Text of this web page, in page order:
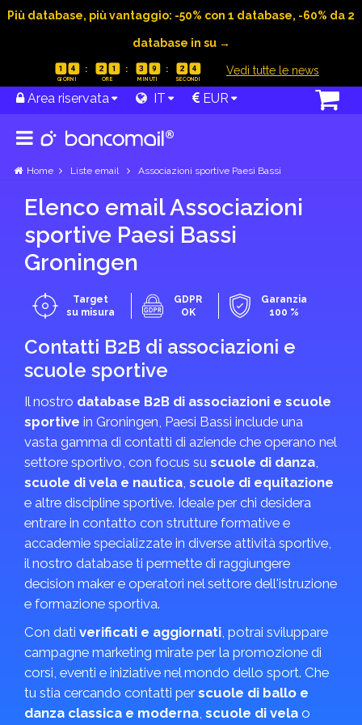
Più database, più vantaggio: -50% con 1 database, -60% da 2
database in su →
1 4 2 1 3 9 2 3 Vedi tutte le news
Area riservata IT EUR
Home Liste email Associazioni sportive Paesi Bassi
Elenco email Associazioni
sportive Paesi Bassi
Groningen
Target
su misura
GDPR
OK
Garanzia
100 %
Contatti B2B di associazioni e
scuole sportive
Il nostro database B2B di associazioni e scuole
sportive in Groningen, Paesi Bassi include una
vasta gamma di contatti di aziende che operano nel
settore sportivo, con focus su scuole di danza,
scuole di vela e nautica, scuole di equitazione
e altre discipline sportive. Ideale per chi desidera
entrare in contatto con strutture formative e
accademie specializzate in diverse attività sportive,
il nostro database ti permette di raggiungere
decision maker e operatori nel settore dell'istruzione
e formazione sportiva.
Con dati verificati e aggiornati, potrai sviluppare
campagne marketing mirate per la promozione di
corsi, eventi e iniziative nel mondo dello sport. Che
tu stia cercando contatti perscuole di ballo e
danza classica e moderna, scuole di vela o